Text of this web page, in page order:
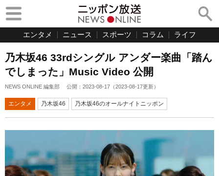
エンタメ ニュース スポーツ コラム ライフ
乃木坂46 33rdシングル アンダー楽曲「踏ん
でしまった」Music Video 公開
NEWS ONLINE 編集部 公開： 2023-08-17 （2023-08-17更新）
エンタメ 乃木坂46 乃木坂46のオールナイトニッポン